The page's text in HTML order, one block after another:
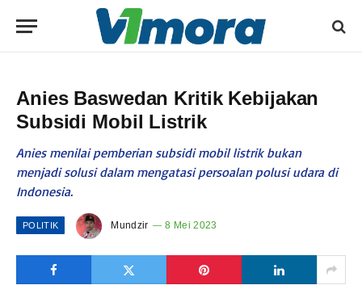
Anies Baswedan Kritik Kebijakan
Subsidi Mobil Listrik
Anies menilai pemberian subsidi mobil listrik bukan
menjadi solusi dalam mengatasi persoalan polusi udara di
Indonesia.
POLITIK Mundzir 8 Mei 2023